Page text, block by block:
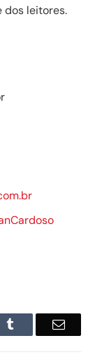
dos leitores.
Email